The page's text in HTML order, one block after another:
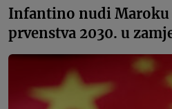
Infantino nudi Maroku
prvenstva 2030. u